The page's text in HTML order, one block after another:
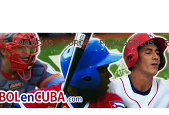
NOTICIAS FOROS PRONÓSTICOS